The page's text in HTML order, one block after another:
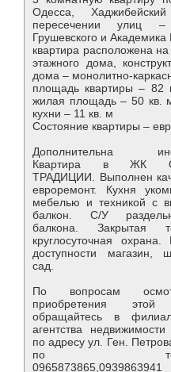
Одесса,
пересечении улиц
Грушевского и Академика
квартира расположена
этажного дома,
дома – монолитно-
площадь квартиры – 82
жилая площадь – 50 кв.
кухни – 11 кв. м
Состояние квартиры –
Дополнительна
Квартира в ЖК
ТРАДИЦИИ. Выполнен
евроремонт. Кухня
мебелью и техникой с
балкон. С/У
балкона. Закрытая
круглосуточная
доступности магазин,
сад.
По вопросам
приобретения этой
обращайтесь в
агентства
по адресу ул. Ген.
по
0965873865,0939863941